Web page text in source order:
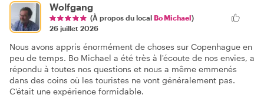
Wolfgang
(À propos du local Bo Michael)
26 juillet 2026
Nous avons appris énormément de choses sur Copenhague en
peu de temps. Bo Michael a été très à l'écoute de nos envies, a
répondu à toutes nos questions et nous a même emmenés
dans des coins où les touristes ne vont généralement pas.
C'était une expérience formidable.